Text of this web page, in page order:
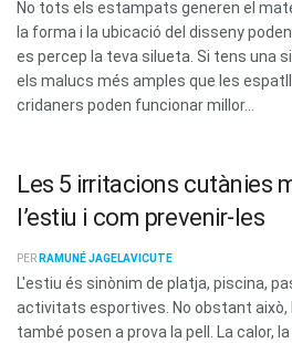
No tots els estampats generen el
la forma i la ubicació del disseny
es percep la teva silueta. Si tens una
els malucs més amples que les
cridaners poden funcionar millor...
Les 5 irritacions cutànies
l’estiu i com prevenir-les
PER RAMUNÉ JAGELAVICUTE
L'estiu és sinònim de platja, piscina,
activitats esportives. No obstant
també posen a prova la pell. La calor,